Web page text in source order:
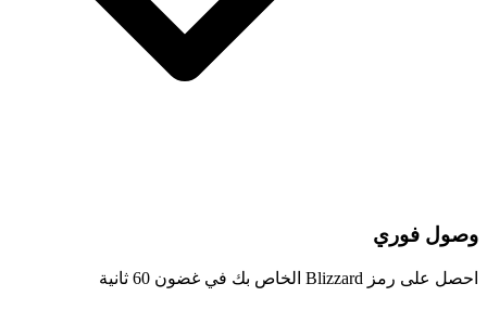
وصول فوري
احصل على رمز Blizzard الخاص بك في غضون 60 ثانية